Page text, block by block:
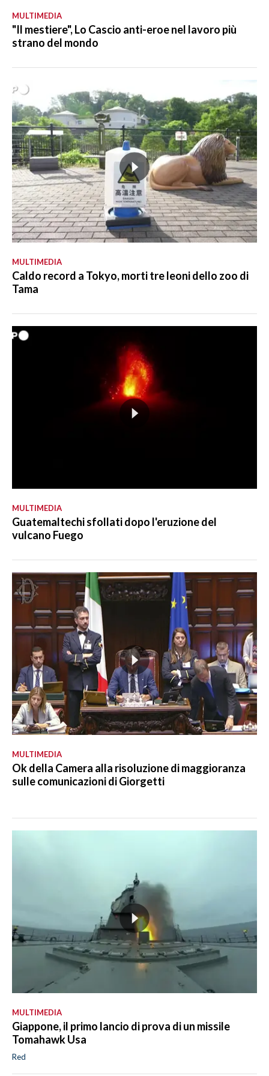
MULTIMEDIA
"Il mestiere", Lo Cascio anti-eroe nel lavoro più
strano del mondo
MULTIMEDIA
Caldo record a Tokyo, morti tre leoni dello zoo di
Tama
MULTIMEDIA
Guatemaltechi sfollati dopo l'eruzione del
vulcano Fuego
MULTIMEDIA
Ok della Camera alla risoluzione di maggioranza
sulle comunicazioni di Giorgetti
MULTIMEDIA
Giappone, il primo lancio di prova di un missile
Tomahawk Usa
Red